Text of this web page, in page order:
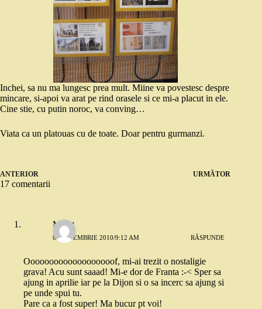
Inchei, sa nu ma lungesc prea mult. Miine va povestesc despre
mincare, si-apoi va arat pe rind orasele si ce mi-a placut in ele.
Cine stie, cu putin noroc, va conving…
Viata ca un platouas cu de toate. Doar pentru gurmanzi.
ANTERIOR URMĂTOR
17 comentarii
Merat
8 SEPTEMBRIE 2010/9:12 AM RĂSPUNDE
Ooooooooooooooooooof, mi-ai trezit o nostaligie
grava! Acu sunt saaad! Mi-e dor de Franta :-< Sper sa
ajung in aprilie iar pe la Dijon si o sa incerc sa ajung si
pe unde spui tu.
Pare ca a fost super! Ma bucur pt voi!